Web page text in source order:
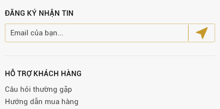
ĐĂNG KÝ NHẬN TIN
HỖ TRỢ KHÁCH HÀNG
Câu hỏi thường gặp
Hướng dẫn mua hàng